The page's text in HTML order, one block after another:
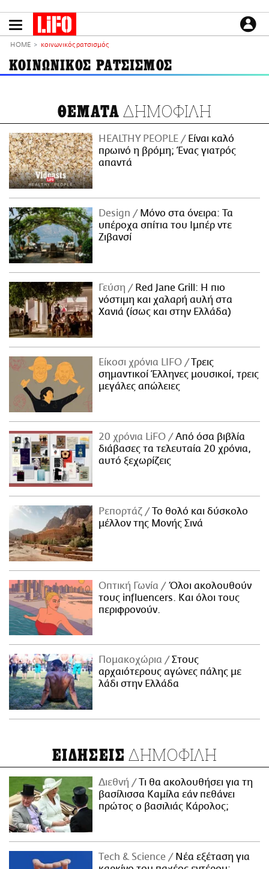
το
LIFO SHOP
NEWSLETTER
ΜΙΚΡΟΠΡΑΓΜΑΤΑ
THE GOOD LIFO
LIFOLAND
CITY GUIDE
ΑΜΠΑ
PRINT
ΕΙΔΗΣΕΙΣ
CULTURE
PODCASTS
Plus
HOME κοινωνικός ρατσισμός
ΚΟΙΝΩΝΙΚΟΣ ΡΑΤΣΙΣΜΟΣ
ΘΕΜΑΤΑ ΔΗΜΟΦΙΛΗ
HEALTHY PEOPLE
Είναι καλό
πρωινό η βρόμη; Ένας γιατρός
απαντά
Design
Μόνο στα όνειρα: Τα
υπέροχα σπίτια του Ιμπέρ ντε
Ζιβανσί
Γεύση
Red Jane Grill: Η πιο
νόστιμη και χαλαρή αυλή στα
Χανιά (ίσως και στην Ελλάδα)
Είκοσι χρόνια LIFO
Tρεις
σημαντικοί Έλληνες μουσικοί, τρεις
μεγάλες απώλειες
20 χρόνια LiFO
Από όσα βιβλία
διάβασες τα τελευταία 20 χρόνια,
αυτό ξεχωρίζεις
Ρεπορτάζ
Το θολό και δύσκολο
μέλλον της Μονής Σινά
Οπτική Γωνία
Όλοι ακολουθούν
τους influencers. Και όλοι τους
περιφρονούν.
Πομακοχώρια
Στους
αρχαιότερους αγώνες πάλης με
λάδι στην Ελλάδα
ΕΙΔΗΣΕΙΣ ΔΗΜΟΦΙΛΗ
Διεθνή
Τι θα ακολουθήσει για τη
βασίλισσα Καμίλα εάν πεθάνει
πρώτος ο βασιλιάς Κάρολος;
Τech & Science
Νέα εξέταση για